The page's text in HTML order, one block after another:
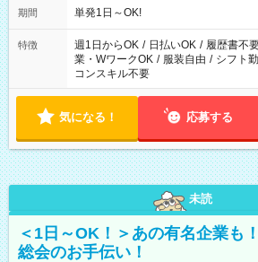
期間 単発1日～OK!
特徴 週1日からOK / 日払いOK / 履歴書不
業・WワークOK / 服装自由 / シフト
コンスキル不要
気になる！ 応募する
未読
＜1日～OK！＞あの有名企業も
総会のお手伝い！